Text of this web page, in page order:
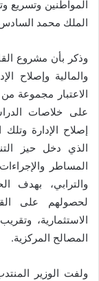
المواطنين وتسريع
الملك محمد
وذكر بأن مشروع
والمالية وإصلاح
الاعتبار مجموعة
على خلاصات
إصلاح الإدارة وتلك
الذي دخل حيز
المساطر
والترابي، بهدف
لحصولهم على
الاستثمارية،
المصالح المركزية.
ولفت الوزير